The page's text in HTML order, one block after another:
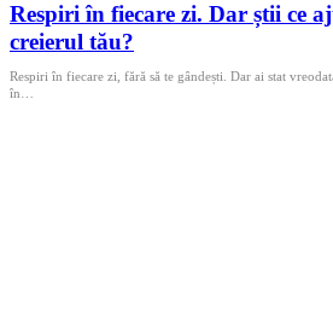
Respiri în fiecare zi. Dar știi ce
creierul tău?
Respiri în fiecare zi, fără să te gândești. Dar ai stat
în…